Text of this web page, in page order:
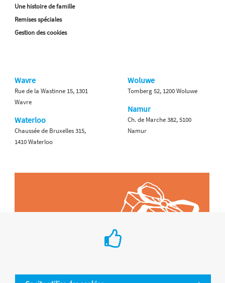
Une histoire de famille
Remises spéciales
Gestion des cookies
Wavre
Rue de la Wastinne 15, 1301
Wavre
Waterloo
Chaussée de Bruxelles 315,
1410 Waterloo
Woluwe
Tomberg 52, 1200 Woluwe
Namur
Ch. de Marche 382, 5100
Namur